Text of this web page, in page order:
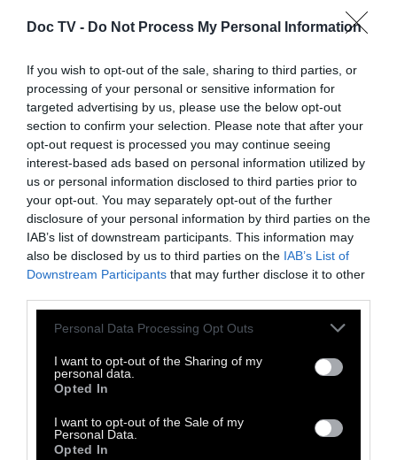
Doc TV - Do Not Process My Personal Information
If you wish to opt-out of the sale, sharing to third parties, or
processing of your personal or sensitive information for
targeted advertising by us, please use the below opt-out
section to confirm your selection. Please note that after your
opt-out request is processed you may continue seeing
interest-based ads based on personal information utilized by
us or personal information disclosed to third parties prior to
your opt-out. You may separately opt-out of the further
disclosure of your personal information by third parties on the
IAB’s list of downstream participants. This information may
also be disclosed by us to third parties on the IAB’s List of
Downstream Participants that may further disclose it to other
Personal Data Processing Opt Outs
I want to opt-out of the Sharing of my
personal data.
Opted In
I want to opt-out of the Sale of my
Personal Data.
Opted In
CULTURE
Sundance Kid